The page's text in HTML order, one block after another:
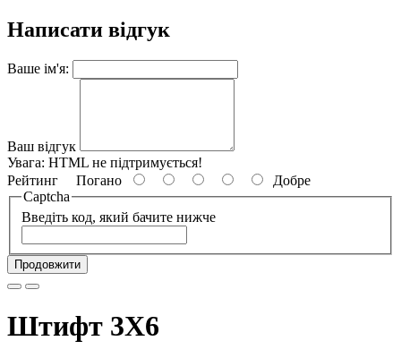
Написати відгук
Ваше ім'я:
Ваш відгук
Увага: HTML не підтримується!
Рейтинг Погано
Добре
Captcha
Введіть код, який бачите нижче
Продовжити
Штифт 3X6